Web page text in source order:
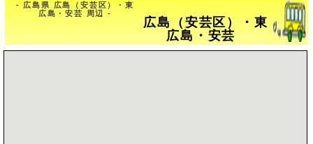
- 広島県 広島（安芸区）・東
広島・安芸 周辺 -
広島（安芸区）・東
広島・安芸